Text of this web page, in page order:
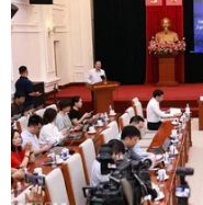
Chuyến thăm của Bộ
bối cảnh quân đội chính
Ngày 19/9, Bộ
tham mưu trưởng